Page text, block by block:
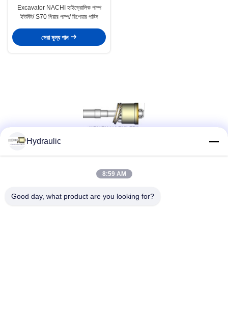
Excavator NACHI হাইড্রোলিক পাম্প
ইউনিট/ S70 গিয়ার পাম্প/ রিপেয়ার পার্টস
সেরা মূল্য পান
Hydraulic
8:59 AM
Good day, what product are you looking for?